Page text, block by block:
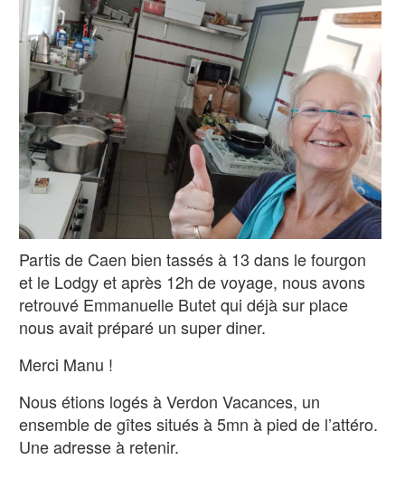
Partis de Caen bien tassés à 13 dans le fourgon
et le Lodgy et après 12h de voyage, nous avons
retrouvé Emmanuelle Butet qui déjà sur place
nous avait préparé un super diner.
Merci Manu !
Nous étions logés à Verdon Vacances, un
ensemble de gîtes situés à 5mn à pied de l’attéro.
Une adresse à retenir.